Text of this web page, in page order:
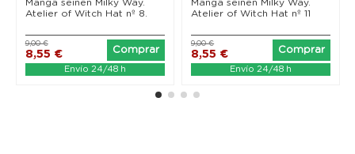
Manga seinen Milky Way.
Atelier of Witch Hat nº 8.
8,55 €
9,00 €
Comprar
Envío 24/48 h
Manga seinen Milky Way.
Atelier of Witch Hat nº 11
8,55 €
9,00 €
Comprar
Envío 24/48 h